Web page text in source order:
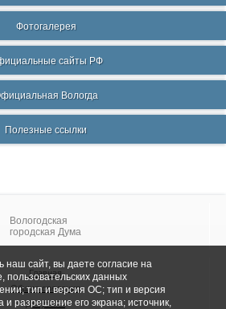
Фотогалерея
сайты РФ
Вологда
Полезные ссылки
Вологодская
городская Дума
Главная
Общие сведения
Депутаты
наш сайт, вы даете согласие на
пользовательских данных
тип и версия ОС; тип и версия
и разрешение его экрана; источник,